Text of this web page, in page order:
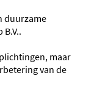
duurzame
maar
van de